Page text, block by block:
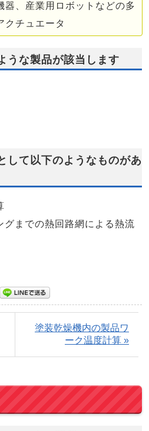
器、産業用ロボットなどの多
クチュエータ
うな製品が該当します
して以下のようなものがあ
グまでの熱回路網による熱流
塗装乾燥機内の製品ワ
ーク温度計算 »